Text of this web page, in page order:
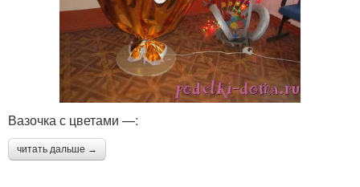
Вазочка с цветами —:
читать дальше →